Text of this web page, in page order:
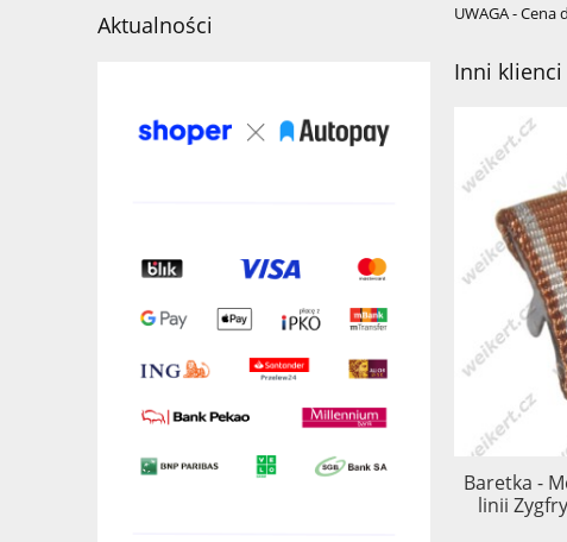
Aktualności
UWAGA - Cena
Inni
Baretka -
linii